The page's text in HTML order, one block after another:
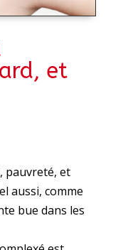
et
pauvreté, et
aussi, comme
bue dans les